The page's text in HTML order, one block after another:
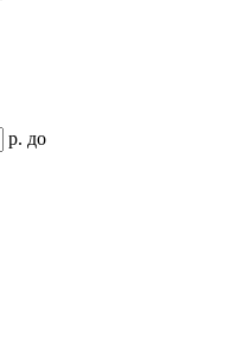
р. до